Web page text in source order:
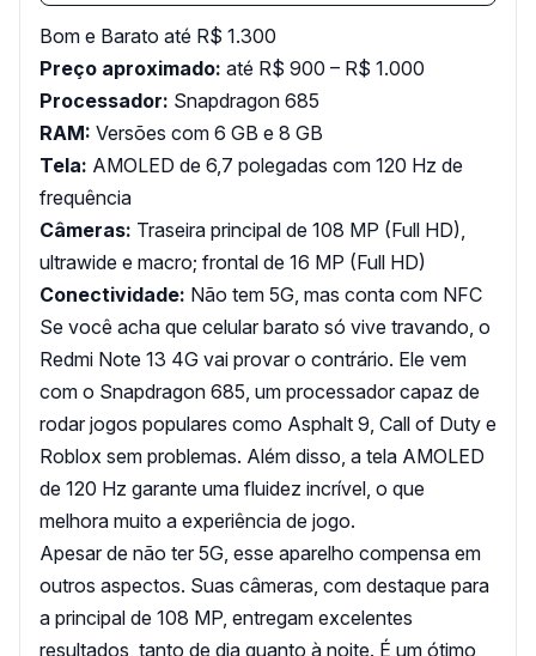
Bom e Barato até R$ 1.300
Preço aproximado: até R$ 900 – R$ 1.000
Processador: Snapdragon 685
RAM: Versões com 6 GB e 8 GB
Tela: AMOLED de 6,7 polegadas com 120 Hz de
frequência
Câmeras: Traseira principal de 108 MP (Full HD),
ultrawide e macro; frontal de 16 MP (Full HD)
Conectividade: Não tem 5G, mas conta com NFC
Se você acha que celular barato só vive travando, o
Redmi Note 13 4G vai provar o contrário. Ele vem
com o Snapdragon 685, um processador capaz de
rodar jogos populares como Asphalt 9, Call of Duty e
Roblox sem problemas. Além disso, a tela AMOLED
de 120 Hz garante uma fluidez incrível, o que
melhora muito a experiência de jogo.
Apesar de não ter 5G, esse aparelho compensa em
outros aspectos. Suas câmeras, com destaque para
a principal de 108 MP, entregam excelentes
resultados, tanto de dia quanto à noite. É um ótimo